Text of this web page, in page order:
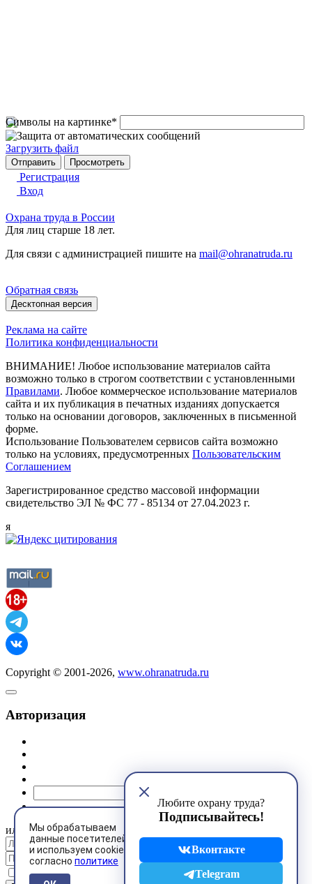
Символы на картинке*
Загрузить файл
Регистрация
Вход
Мы обрабатываем
данные посетителей
и используем cookies
согласно политике
Любите охрану труда?
Подписывайтесь!
Вконтакте
Telegram
Охрана труда в России
Для лиц старше 18 лет.
Для связи с администрацией пишите на mail@ohranatruda.ru
Обратная связь
Десктопная версия
Реклама на сайте
Политика конфиденциальности
ВНИМАНИЕ! Любое использование материалов сайта
возможно только в строгом соответствии с установленными
Правилами. Любое коммерческое использование материалов
сайта и их публикация в печатных изданиях допускается
только на основании договоров, заключенных в письменной
форме.
Использование Пользователем сервисов сайта возможно
только на условиях, предусмотренных Пользовательским
Соглашением
Зарегистрированное средство массовой информации
свидетельство ЭЛ № ФС 77 - 85134 от 27.04.2023 г.
я
Copyright © 2001-2026, www.ohranatruda.ru
Авторизация
или
Запомнить меня